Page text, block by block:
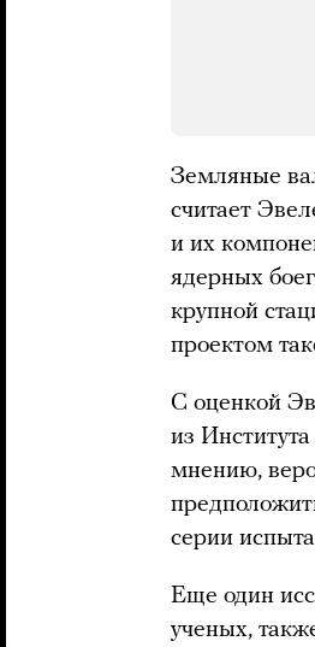
Земляные
считает
и их
ядерных
крупной
проектом
С оценкой
из
мнению,
серии
Еще один
ученых,